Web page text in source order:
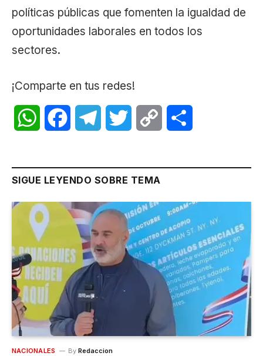
políticas públicas que fomenten la igualdad de
oportunidades laborales en todos los
sectores.
¡Comparte en tus redes!
WhatsAppFacebookTelegramTwitter Copy
SIGUE LEYENDO SOBRE TEMA
NACIONALES By Redaccion